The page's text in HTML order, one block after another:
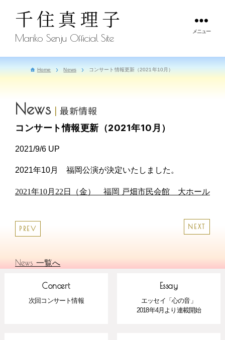
千住真理子
Mariko Senju Official Site
メニュー
Home News コンサート情報更新（2021年10月）
News
最新情報
コンサート情報更新（2021年10月）
2021/9/6 UP
2021年10月 福岡公演が決定いたしました。
2021年10月22日（金） 福岡 戸畑市民会館 大ホール
PREV NEXT
News 一覧へ
Concert
次回コンサート情報
Essay
エッセイ「心の音」
2018年4月より連載開始